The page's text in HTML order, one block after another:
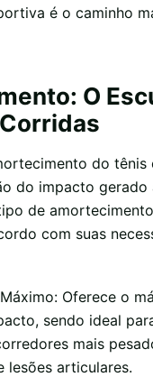
é o caminho
O
do tênis
do impacto gerado
de
com suas
Oferece o
sendo ideal
mais
lesões articulares.